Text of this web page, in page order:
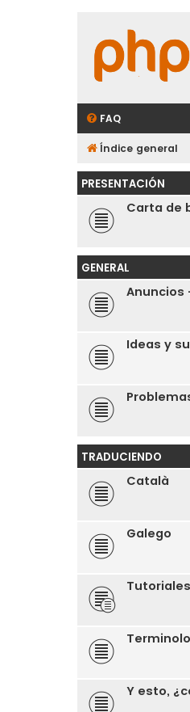
FAQ
Índice general
PRESENTACIÓN
Carta de
GENERAL
Anuncios
Ideas y
TRADUCIENDO
Català
Galego
Y esto,